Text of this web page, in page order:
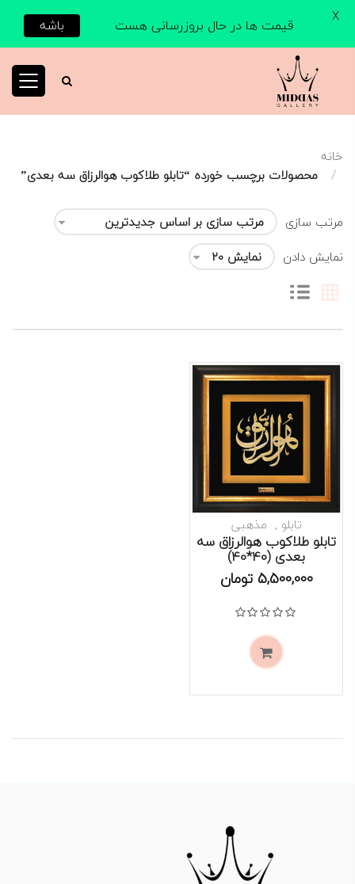
خانه
محصولات برچسب خورده “تابلو طلاکوب هوالرزاق سه بعدی”
مرتب سازی
نمایش دادن
موجود است
تابلو مذهبی
تابلو طلاکوب هوالرزاق سه
بعدی (40*40)
5,500,000 تومان
نمره0از 5
قیمت ها در حال بروزرسانی هست باشه X